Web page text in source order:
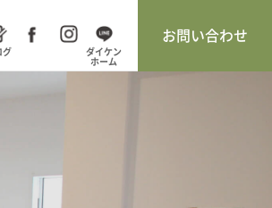
お問い合わせ